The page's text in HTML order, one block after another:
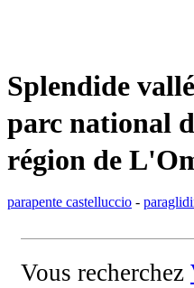
Splendide
parc national
région de
parapente castelluccio -
Vous recherchez